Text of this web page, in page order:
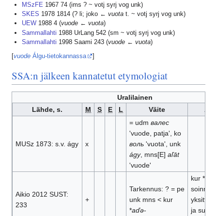
MSzFE 1967 74 (ims ? ~ votj syrj vog unk)
SKES 1978 1814 (? li; joko ← vuotat. ~ votj syrj vog unk)
UEW1988 4 (vuode← vuota)
Sammallahti 1988 UrLang 542 (sm ~ votj syrj vog unk)
Sammallahti 1998 Saami 243 (vuode← vuota)
[vuode Álgu-tietokannassa ]
SSA:n jälkeen kannatetut etymologiat
Uralilainen
Lähde, s.
M S E L Väite
MUSz 1873: s.v. ágy x
= udm валес
'vuode, patja', ko
воль'vuota', unk
ágy, mns[E] aľāt
'vuode'
Aikio 2012 SUST:
233
+
Tarkennus: ? = pe
unk mns < kur
*aďə-
kur *a
ja